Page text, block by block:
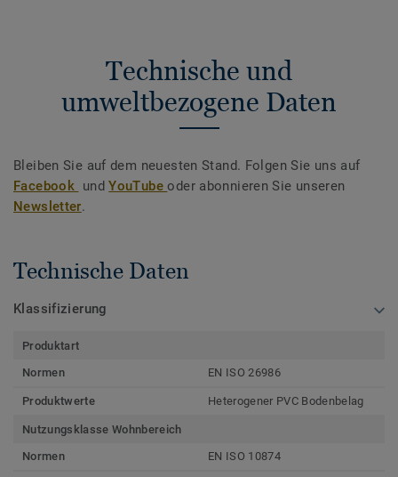
Technische und
umweltbezogene Daten
Bleiben Sie auf dem neuesten Stand. Folgen Sie uns auf
Facebook undYouTubeoder abonnieren Sie unseren
Newsletter.
Technische Daten
Klassifizierung
Produktart
Normen
EN ISO 26986
Produktwerte Heterogener PVC Bodenbelag
Nutzungsklasse Wohnbereich
Normen
EN ISO 10874